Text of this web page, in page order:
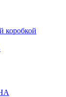
коробкой